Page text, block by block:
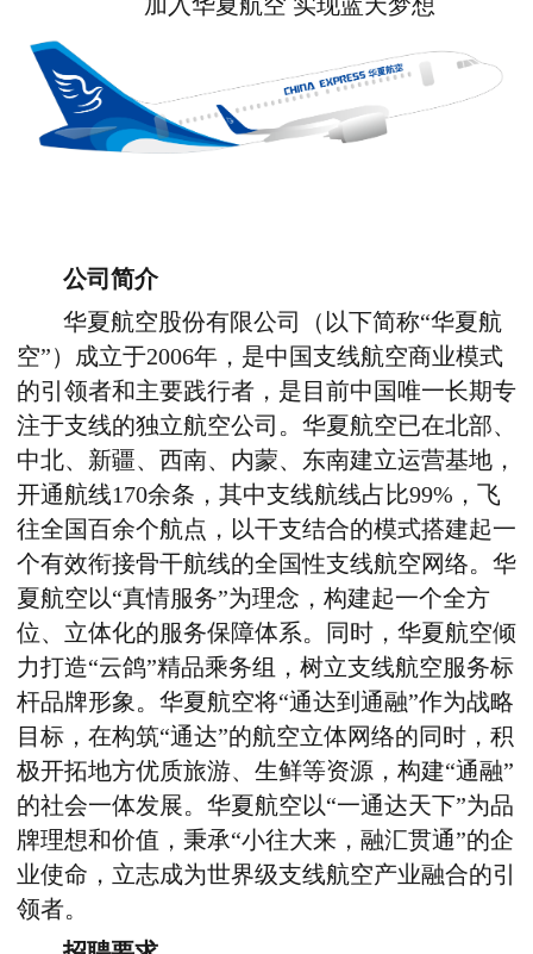
公司简介
华夏航空股份有限公司（以下简称“华夏航
空”）成立于2006年，是中国支线航空商业模式
的引领者和主要践行者，是目前中国唯一长期专
注于支线的独立航空公司。华夏航空已在北部、
中北、新疆、西南、内蒙、东南建立运营基地，
开通航线170余条，其中支线航线占比99%，飞
往全国百余个航点，以干支结合的模式搭建起一
个有效衔接骨干航线的全国性支线航空网络。华
夏航空以“真情服务”为理念，构建起一个全方
位、立体化的服务保障体系。同时，华夏航空倾
力打造“云鸽”精品乘务组，树立支线航空服务标
杆品牌形象。华夏航空将“通达到通融”作为战略
目标，在构筑“通达”的航空立体网络的同时，积
极开拓地方优质旅游、生鲜等资源，构建“通融”
的社会一体发展。华夏航空以“一通达天下”为品
牌理想和价值，秉承“小往大来，融汇贯通”的企
业使命，立志成为世界级支线航空产业融合的引
领者。